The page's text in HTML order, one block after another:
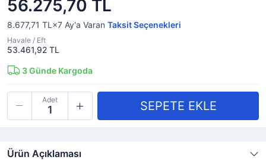
56.275,70 TL
8.677,71 TL×7 Ay'a Varan Taksit Seçenekleri
Havale / Eft
53.461,92 TL
3Günde Kargoda
Adet
Ürün Açıklaması